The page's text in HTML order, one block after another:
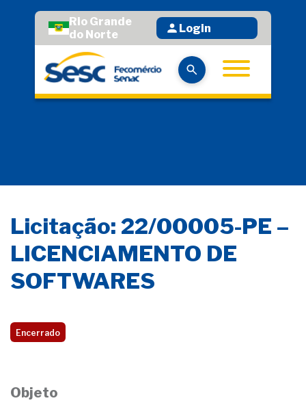
Rio Grande
do Norte
Login
Licitação: 22/00005-PE –
LICENCIAMENTO DE
SOFTWARES
Encerrado
Objeto